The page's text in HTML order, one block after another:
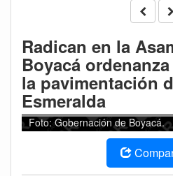
Radican en la
Boyacá
la pavimentación
Esmeralda
Foto: Gobernación de Boyacá.